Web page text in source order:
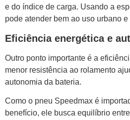
e do índice de carga. Usando a
pode atender bem ao uso urbano
Eficiência energética e
Outro ponto importante é a
menor resistência ao rolamento
autonomia da bateria.
Como o pneu Speedmax é
benefício, ele busca equilíbrio